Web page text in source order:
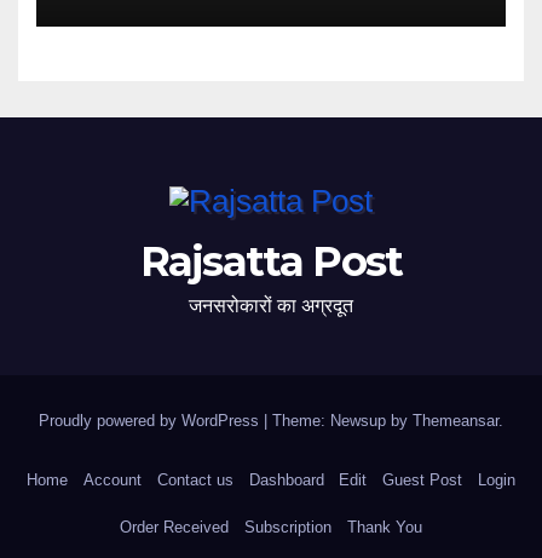
Rajsatta Post
जनसरोकारों का अग्रदूत
Proudly powered by WordPress Theme: Newsup by Themeansar.
Home Account Contact us Dashboard Edit Guest Post Login
Order Received Subscription Thank You